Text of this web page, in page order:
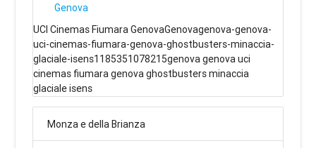
Genova
UCI Cinemas Fiumara GenovaGenovagenova-genova-
uci-cinemas-fiumara-genova-ghostbusters-minaccia-
glaciale-isens1185351078215genova genova uci
cinemas fiumara genova ghostbusters minaccia
glaciale isens
Monza e della Brianza